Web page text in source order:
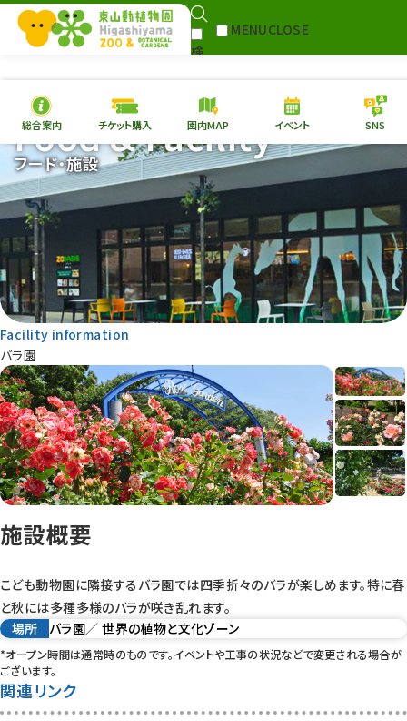
検
MENUCLOSE
本日の開園情報 チケ
園内MAP
総合案内
動物園 植物園
再生プラン
東山動植物園
への支援
Follow
総合案内 チケット購入 園内MAP イベント SNS
Food & Facility
フード・施設
Facility information
バラ園
施設概要
こども動物園に隣接するバラ園では四季折々のバラが楽しめます。特に春
と秋には多種多様のバラが咲き乱れます。
場所
バラ園／世界の植物と文化ゾーン
*オープン時間は通常時のものです。イベントや工事の状況などで変更される場合が
ございます。
関連リンク